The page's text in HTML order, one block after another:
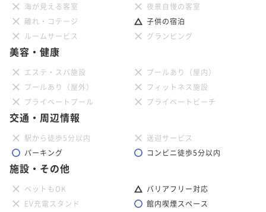
海が見える客室
夜景自慢の客室
離れ・コテージ
子供の宿泊
ルームサービス
グランピング
美容・健康
エステ・スパ施設
プールあり（屋内）
プールあり（屋外）
フィットネス施設
プライベートプール
プライベートビーチ
交通・周辺情報
駅から徒歩5分以内
送迎サービス
パーキング
コンビニ徒歩5分以内
施設・その他
ペットもOK
バリアフリー対応
EV充電スタンド
館内喫煙スペース